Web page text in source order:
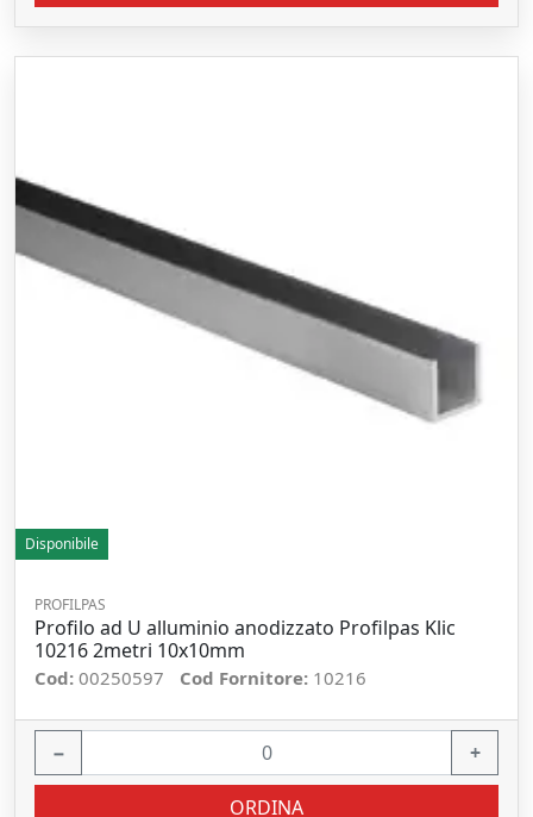
Disponibile
PROFILPAS
Profilo ad U alluminio anodizzato Profilpas Klic
10216 2metri 10x10mm
Cod: 00250597 Cod Fornitore: 10216
− +
ORDINA